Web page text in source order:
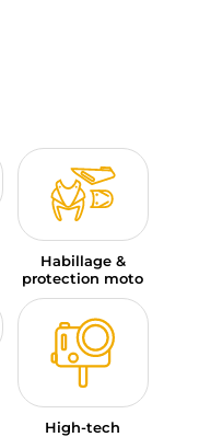
Habillage &
protection moto
High-tech